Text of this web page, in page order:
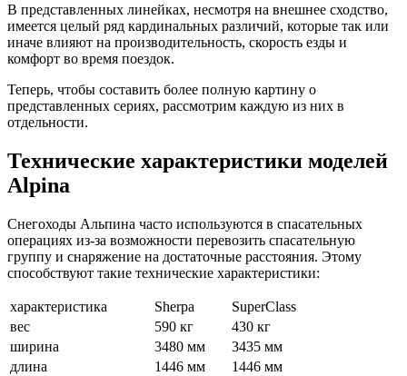
В представленных линейках, несмотря на внешнее сходство,
имеется целый ряд кардинальных различий, которые так или
иначе влияют на производительность, скорость езды и
комфорт во время поездок.
Теперь, чтобы составить более полную картину о
представленных сериях, рассмотрим каждую из них в
отдельности.
Технические характеристики моделей
Alpina
Снегоходы Альпина часто используются в спасательных
операциях из-за возможности перевозить спасательную
группу и снаряжение на достаточные расстояния. Этому
способствуют такие технические характеристики:
характеристика Sherpa
SuperClass
вес
590 кг
430 кг
ширина
3480 мм
3435 мм
длина
1446 мм
1446 мм